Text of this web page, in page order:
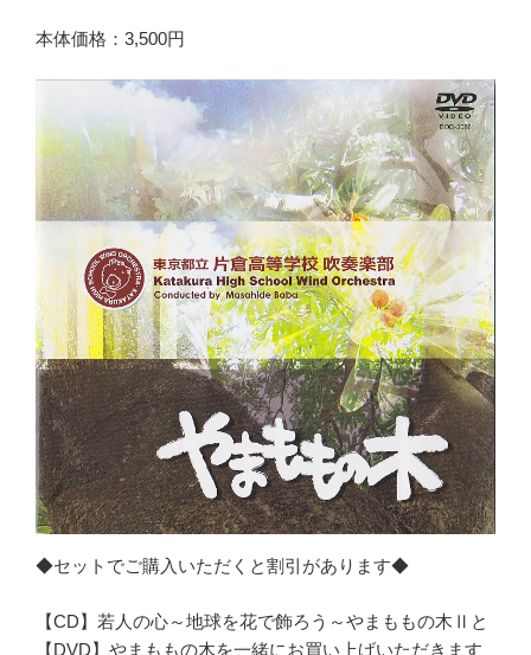
本体価格：3,500円
◆セットでご購入いただくと割引があります◆
【CD】若人の心～地球を花で飾ろう～やまももの木Ⅱと
【DVD】やまももの木を一緒にお買い上げいただきます